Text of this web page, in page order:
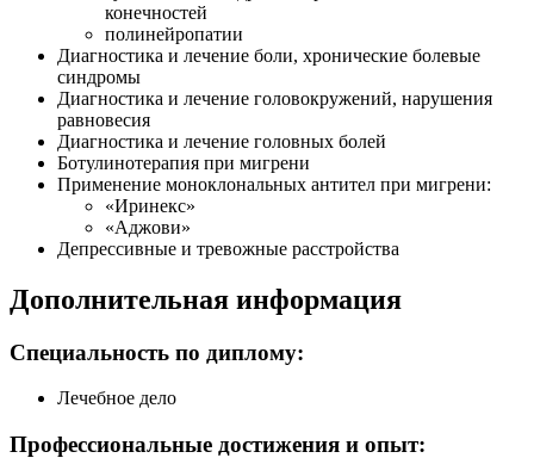
конечностей
полинейропатии
Диагностика и лечение боли, хронические болевые
синдромы
Диагностика и лечение головокружений, нарушения
равновесия
Диагностика и лечение головных болей
Ботулинотерапия при мигрени
Применение моноклональных антител при мигрени:
«Иринекс»
«Аджови»
Депрессивные и тревожные расстройства
Дополнительная информация
Специальность по диплому:
Лечебное дело
Профессиональные достижения и опыт: